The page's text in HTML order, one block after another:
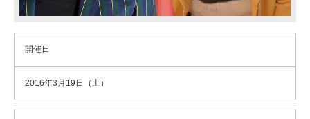
開催日
2016年3月19日（土）